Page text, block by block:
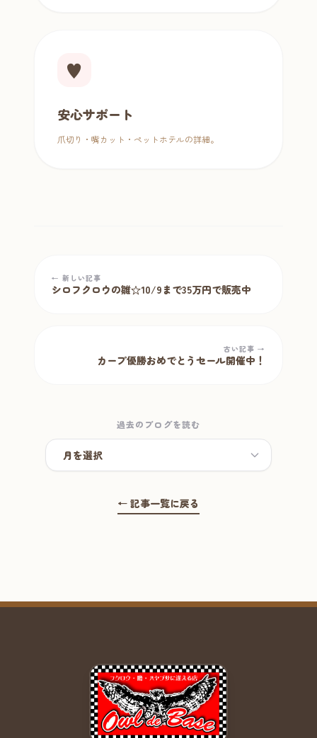
♥
安心サポート
爪切り・嘴カット・ペットホテルの詳細。
← 新しい記事
シロフクロウの雛☆10/9まで35万円で販売中
古い記事 →
カープ優勝おめでとうセール開催中！
過去のブログを読む
← 記事一覧に戻る